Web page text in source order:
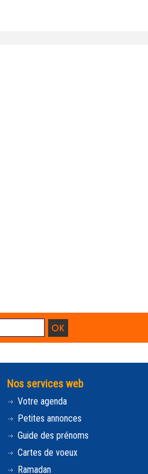
Nos services web
Votre agenda
Petites annonces
Guide des prénoms
Cartes de voeux
Ramadan